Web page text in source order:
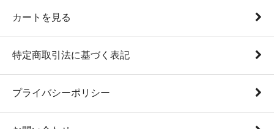
カートを見る
特定商取引法に基づく表記
プライバシーポリシー